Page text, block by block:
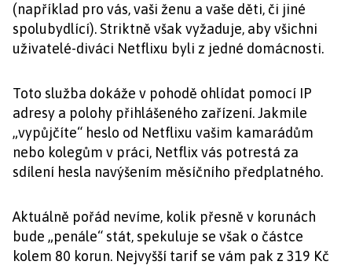
(například pro vás, vaši ženu a vaše děti, či jiné
spolubydlící). Striktně však vyžaduje, aby všichni
uživatelé-diváci Netflixu byli z jedné domácnosti.
Toto služba dokáže v pohodě ohlídat pomocí IP
adresy a polohy přihlášeného zařízení. Jakmile
„vypůjčíte“ heslo od Netflixu vašim kamarádům
nebo kolegům v práci, Netflix vás potrestá za
sdílení hesla navýšením měsíčního předplatného.
Aktuálně pořád nevíme, kolik přesně v korunách
bude „penále“ stát, spekuluje se však o částce
kolem 80 korun. Nejvyšší tarif se vám pak z 319 Kč